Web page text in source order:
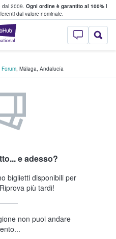
dal 2009. Ogni ordine è garantito al 100%I
dal valore nominale.
StubHub - Dove
biglietti
, Málaga, Andalucía
e adesso?
biglietti disponibili per
più tardi!
non puoi andare